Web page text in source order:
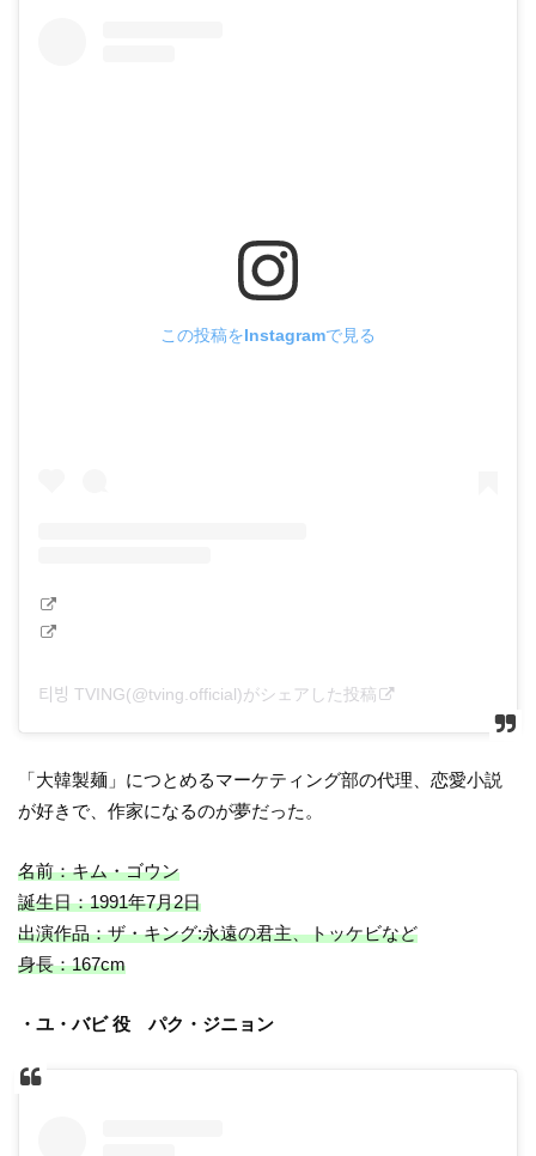
この投稿をInstagramで見る
티빙 TVING(@tving.official)がシェアした投稿
「大韓製麺」につとめるマーケティング部の代理、恋愛小説
が好きで、作家になるのが夢だった。
名前：キム・ゴウン
誕生日：1991年7月2日
出演作品：ザ・キング:永遠の君主、トッケビなど
身長：167cm
・ユ・バビ 役 パク・ジニョン